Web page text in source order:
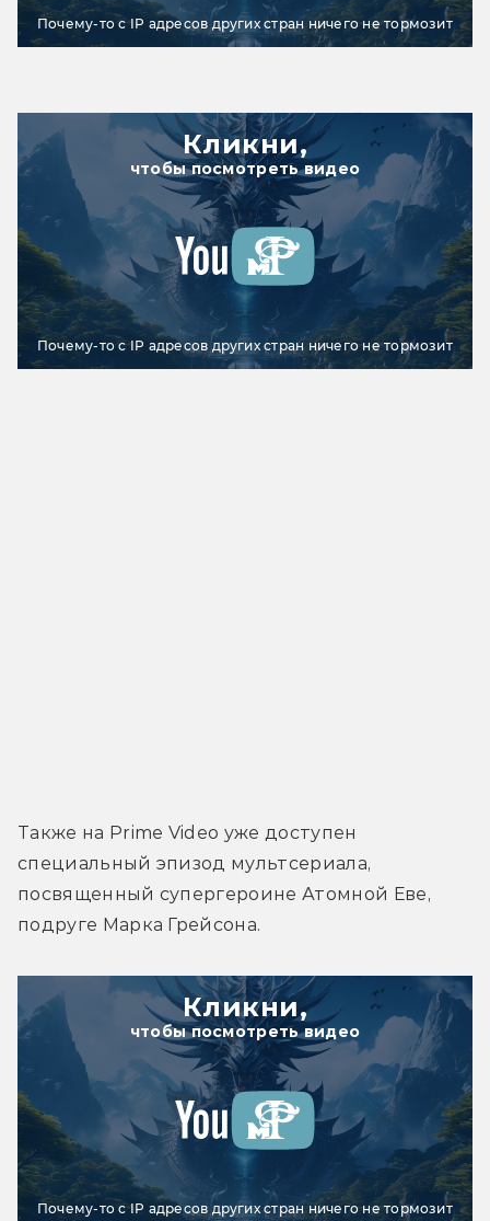
Почему-то с IP адресов других стран ничего не тормозит
Кликни,
чтобы посмотреть видео
Почему-то с IP адресов других стран ничего не тормозит
Также на Prime Video уже доступен
специальный эпизод мультсериала,
посвященный супергероине Атомной Еве,
подруге Марка Грейсона.
Кликни,
чтобы посмотреть видео
Почему-то с IP адресов других стран ничего не тормозит